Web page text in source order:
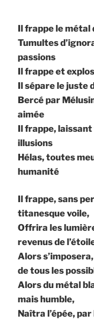
Il frappe le métal
Tumultes
passions
Il frappe et
Il sépare le juste
Bercé par
aimée
Il frappe,
illusions
Hélas, toutes
humanité
Il frappe, sans
titanesque voile,
Offrira les
revenus de
Alors
de tous les
Alors du métal
mais humble,
Naîtra l’épée,